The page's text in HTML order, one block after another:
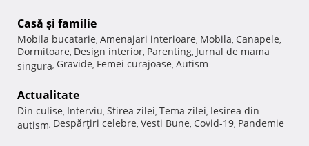
Casă şi familie
Mobila bucatarie, Amenajari interioare, Mobila, Canapele,
Dormitoare, Design interior, Parenting, Jurnal de mama
singura, Gravide, Femei curajoase, Autism
Actualitate
Din culise, Interviu, Stirea zilei, Tema zilei, Iesirea din
autism, Despărţiri celebre, Vesti Bune, Covid-19, Pandemie